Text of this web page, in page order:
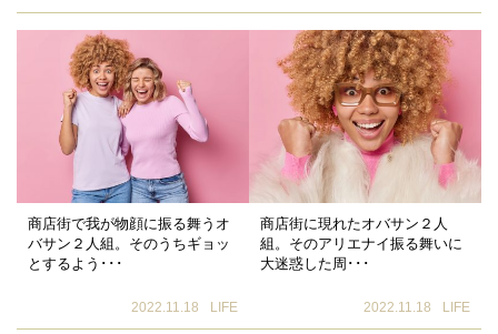
商店街で我が物顔に振る舞うオ
バサン２人組。そのうちギョッ
とするよう･･･
2022.11.18 LIFE
商店街に現れたオバサン２人
組。そのアリエナイ振る舞いに
大迷惑した周･･･
2022.11.18 LIFE